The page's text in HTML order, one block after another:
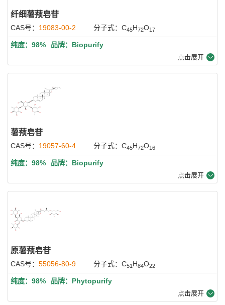
纤细薯蓣皂苷
CAS号： 19083-00-2 分子式：C45H72O17
纯度：98% 品牌：Biopurify
点击展开
薯蓣皂苷
CAS号： 19057-60-4 分子式：C45H72O16
纯度：98% 品牌：Biopurify
点击展开
原薯蓣皂苷
CAS号： 55056-80-9 分子式：C51 H84O22
纯度：98% 品牌：Phytopurify
点击展开